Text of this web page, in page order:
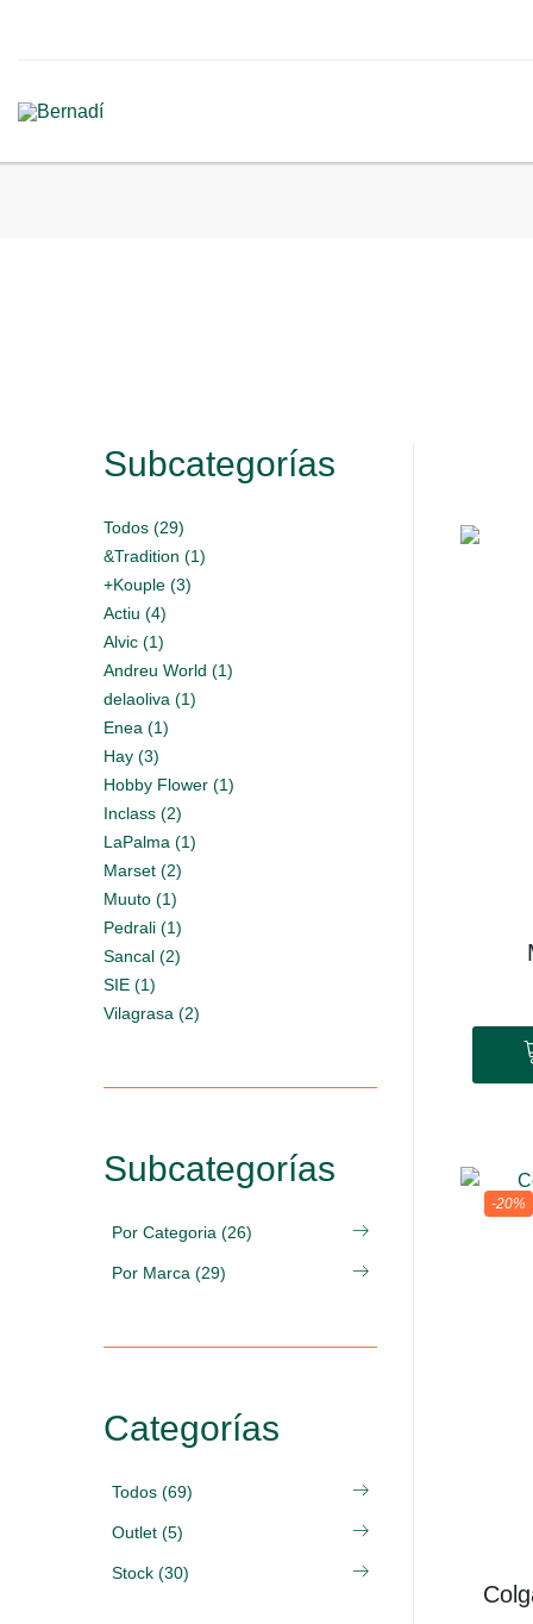
-20%
Subcategorías
Todos (29)
&Tradition (1)
+Kouple (3)
Actiu (4)
Alvic (1)
Andreu World (1)
delaoliva (1)
Enea (1)
Hay (3)
Hobby Flower (1)
Inclass (2)
LaPalma (1)
Marset (2)
Muuto (1)
Pedrali (1)
Sancal (2)
SIE (1)
Vilagrasa (2)
Subcategorías
Por Categoria (26)
Por Marca (29)
Categorías
Todos (69)
Outlet (5)
Stock (30)